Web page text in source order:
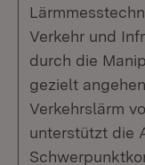
Verkehr und
durch die
gezielt
Verkehrslärm
unterstützt die